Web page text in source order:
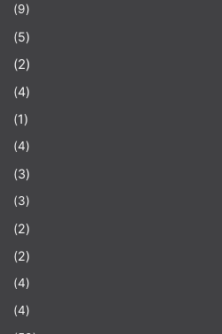
(9)
(5)
(2)
(4)
(1)
(4)
(3)
(3)
(2)
(2)
(4)
(4)